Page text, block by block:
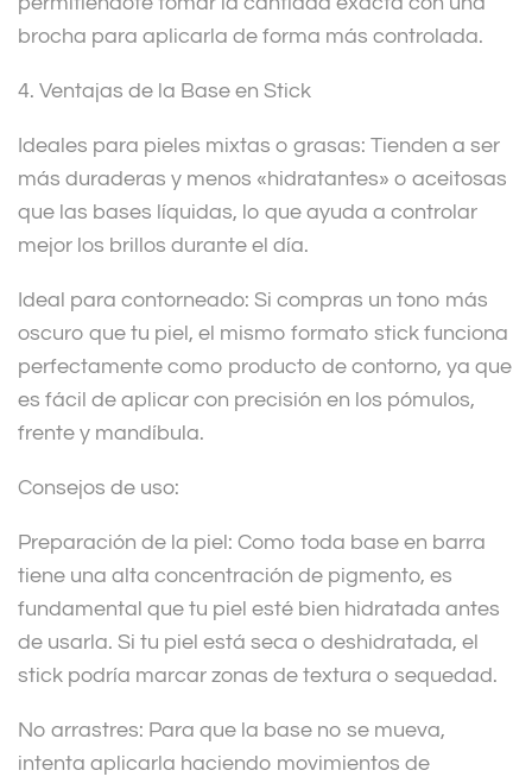
brocha para aplicarla de forma más controlada.
4. Ventajas de la Base en Stick
Ideales para pieles mixtas o grasas: Tienden a ser
más duraderas y menos «hidratantes» o aceitosas
que las bases líquidas, lo que ayuda a controlar
mejor los brillos durante el día.
Ideal para contorneado: Si compras un tono más
oscuro que tu piel, el mismo formato stick funciona
perfectamente como producto de contorno, ya que
es fácil de aplicar con precisión en los pómulos,
frente y mandíbula.
Consejos de uso:
Preparación de la piel: Como toda base en barra
tiene una alta concentración de pigmento, es
fundamental que tu piel esté bien hidratada antes
de usarla. Si tu piel está seca o deshidratada, el
stick podría marcar zonas de textura o sequedad.
No arrastres: Para que la base no se mueva,
intenta aplicarla haciendo movimientos de